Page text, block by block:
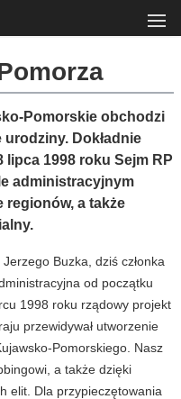
Pomorskie obchodzi
Dokładnie
lipca 1998 roku Sejm RP
administracyjnym
regionów, a także
Buzka, dziś członka
od początku
1998 roku rządowy projekt
przewidywał utworzenie
Pomorskiego. Nasz
a także dzięki
elit. Dla przypieczętowania